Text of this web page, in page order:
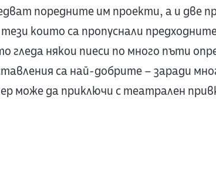
поредните им проекти, а и две
които са пропуснали
гледа някои пиеси по много пъти
са най-добрите – заради
може да приключи с театрален